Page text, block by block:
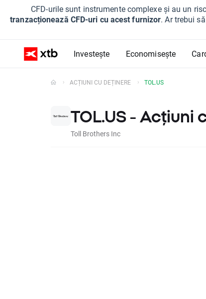
CFD-urile sunt instrumente complexe și au un
tranzacționează CFD-uri cu acest furnizor. Ar trebui
Investește Economisește
ACȚIUNI CU DEȚINERE TOL.US
TOL.US - Acțiuni
Toll Brothers Inc